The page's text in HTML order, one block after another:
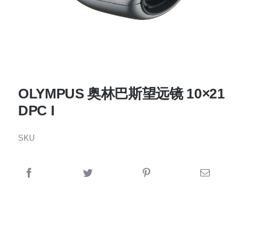
OLYMPUS 奥林巴斯望远镜 10×21
DPC I
SKU